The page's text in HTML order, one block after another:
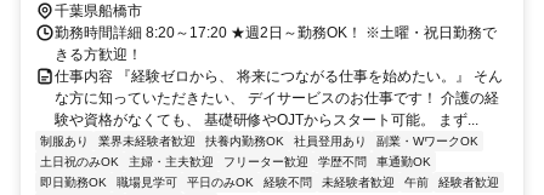
千葉県船橋市
勤務時間詳細 8:20～17:20 ★週2日～勤務OK！ ※土曜・祝日勤務で
きる方歓迎！
仕事内容 『経験ゼロから、 将来につながる仕事を始めたい。』 そん
な方に知っていただきたい、 デイサービスのお仕事です！ 介護の経
験や資格がなくても、 基礎研修やOJTからスタート可能。 まず...
制服あり 業界未経験者歓迎 扶養内勤務OK 社員登用あり
副業・WワークOK
土日祝のみOK
主婦・主夫歓迎 フリーター歓迎 学歴不問
車通勤OK
即日勤務OK
職場見学可 平日のみOK 経験不問 未経験者歓迎 午前
経験者歓迎